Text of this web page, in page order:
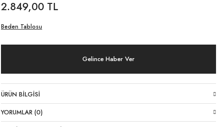
2.849,00 TL
Beden Tablosu
Gelince Haber Ver
ÜRÜN BILGISI
YORUMLAR (0)